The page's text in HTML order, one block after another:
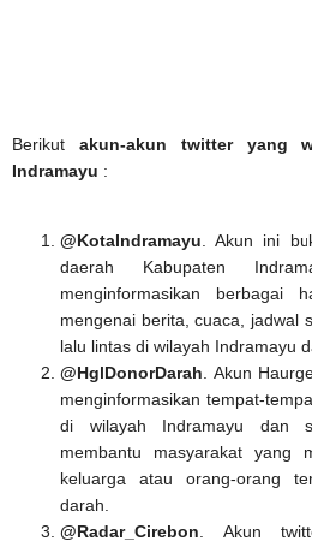
Berikut akun-akun twitter yang
Indramayu :
@KotaIndramayu . Akun ini
daerah Kabupaten
menginformasikan berbagai
mengenai berita, cuaca, jadwal
lalu lintas di wilayah Indramayu
@HglDonorDarah . Akun
menginformasikan tempat-
di wilayah Indramayu dan
membantu masyarakat yang
keluarga atau orang-orang
darah.
@Radar_Cirebon . Akun